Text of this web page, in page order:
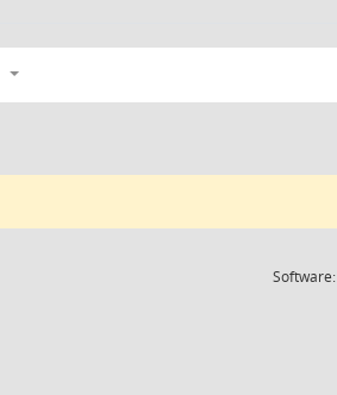
Software: